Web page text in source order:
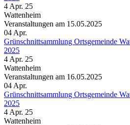
4 Apr. 25
Wattenheim
Veranstaltungen am 15.05.2025
04 Apr.
Grünschnittsammlung Ortsgemeinde
2025
4 Apr. 25
Wattenheim
Veranstaltungen am 16.05.2025
04 Apr.
Grünschnittsammlung Ortsgemeinde
2025
4 Apr. 25
Wattenheim